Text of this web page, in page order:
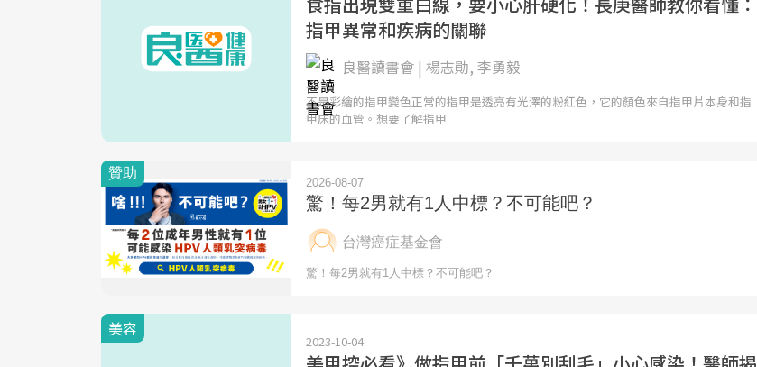
指甲異常和疾病的關聯
良醫讀書會 | 楊志勛, 李勇毅
不是彩繪的指甲變色正常的指甲是透亮有光澤的粉紅色，它的顏色來自指甲片本身和指
甲床的血管。想要了解指甲
美容
2023-10-04